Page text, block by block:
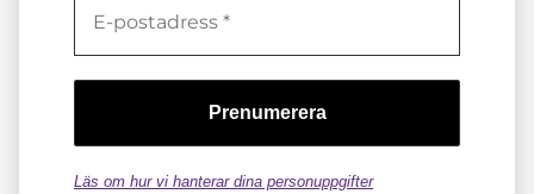
Läs om hur vi hanterar dina personuppgifter